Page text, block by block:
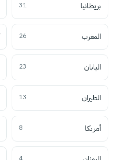
بريطانيا 31
المغرب 26
اليابان 23
الطيران 13
أمريكا 8